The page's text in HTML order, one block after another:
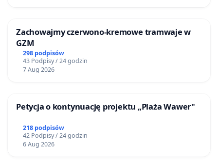
Zachowajmy czerwono-kremowe tramwaje w
GZM
298 podpisów
43 Podpisy / 24 godzin
7 Aug 2026
Petycja o kontynuację projektu „Plaża Wawer"
218 podpisów
42 Podpisy / 24 godzin
6 Aug 2026